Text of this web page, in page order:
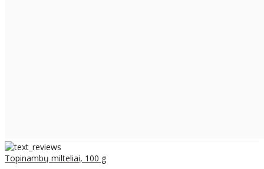
Topinambų milteliai, 100 g